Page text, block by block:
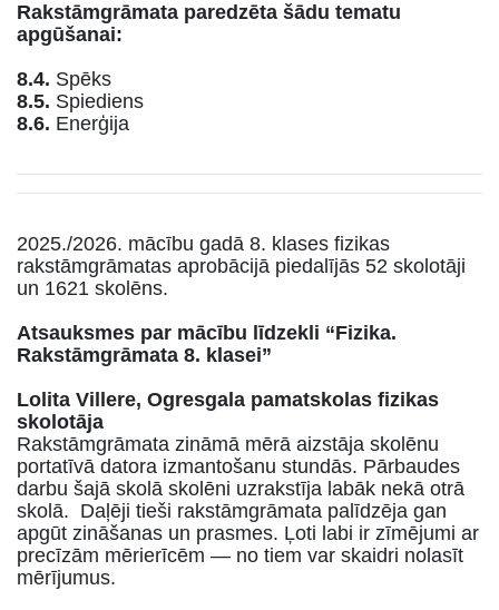
Rakstāmgrāmata paredzēta šādu tematu
apgūšanai:
8.4. Spēks
8.5. Spiediens
8.6. Enerģija
2025./2026. mācību gadā 8. klases fizikas
rakstāmgrāmatas aprobācijā piedalījās 52 skolotāji
un 1621 skolēns.
Atsauksmes par mācību līdzekli “Fizika.
Rakstāmgrāmata 8. klasei”
Lolita Villere, Ogresgala pamatskolas fizikas
skolotāja
Rakstāmgrāmata zināmā mērā aizstāja skolēnu
portatīvā datora izmantošanu stundās. Pārbaudes
darbu šajā skolā skolēni uzrakstīja labāk nekā otrā
skolā. Daļēji tieši rakstāmgrāmata palīdzēja gan
apgūt zināšanas un prasmes. Ļoti labi ir zīmējumi ar
precīzām mērierīcēm — no tiem var skaidri nolasīt
mērījumus.